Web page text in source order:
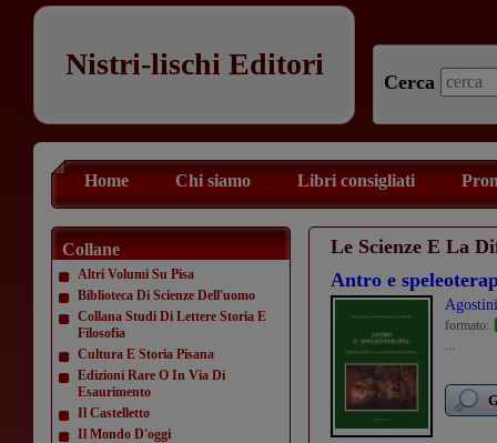
Nistri-lischi Editori
Cerca
Home Chi siamo Libri consigliati
Collane
Altri Volumi Su Pisa
Biblioteca Di Scienze Dell'uomo
Collana Studi Di Lettere Storia E
Filosofia
Cultura E Storia Pisana
Edizioni Rare O In Via Di
Esaurimento
Il Castelletto
Il Mondo D'oggi
Le Scienze E La
Antro e
formato:
...